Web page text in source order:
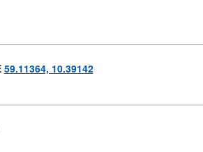
59.11364, 10.39142